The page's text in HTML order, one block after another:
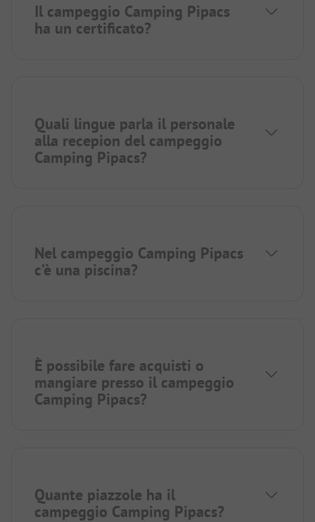
Il campeggio Camping Pipacs
ha un certificato?
Quali lingue parla il personale
alla recepion del campeggio
Camping Pipacs?
Nel campeggio Camping Pipacs
c’è una piscina?
È possibile fare acquisti o
mangiare presso il campeggio
Camping Pipacs?
Quante piazzole ha il
campeggio Camping Pipacs?